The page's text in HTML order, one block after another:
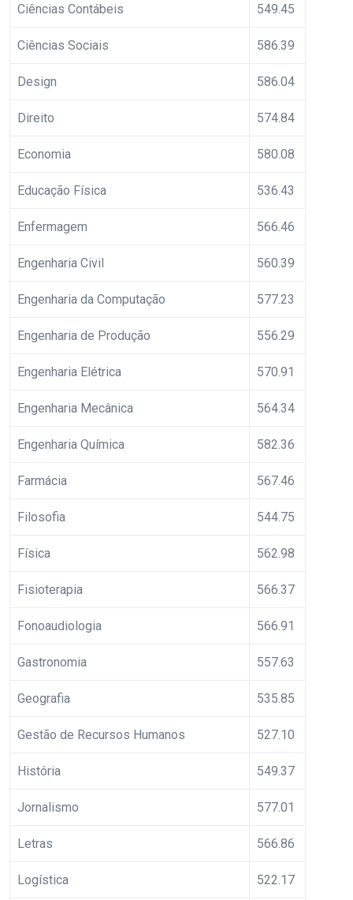
Ciências Contábeis 549.45
Ciências Sociais 586.39
Design 586.04
Direito 574.84
Economia 580.08
Educação Física 536.43
Enfermagem 566.46
Engenharia Civil 560.39
Engenharia da Computação 577.23
Engenharia de Produção 556.29
Engenharia Elétrica 570.91
Engenharia Mecânica 564.34
Engenharia Química 582.36
Farmácia 567.46
Filosofia 544.75
Física 562.98
Fisioterapia 566.37
Fonoaudiologia 566.91
Gastronomia 557.63
Geografia 535.85
Gestão de Recursos Humanos 527.10
História 549.37
Jornalismo 577.01
Letras 566.86
Logística 522.17